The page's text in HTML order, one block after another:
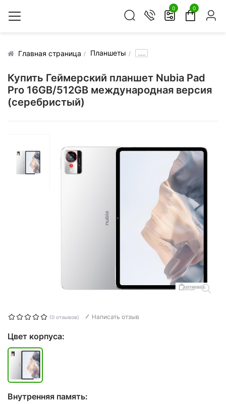
0 0
Главная страница Планшеты .....
Купить Геймерский планшет Nubia Pad
Pro 16GB/512GB международная версия
(серебристый)
(0 отзывов) Написать отзыв
Цвет корпуса:
Внутренняя память: